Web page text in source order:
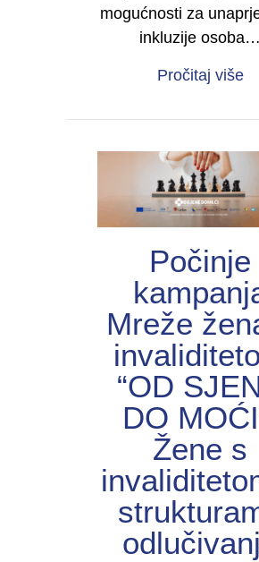
mogućnosti za
inkluzije osoba…
Pročitaj više
Počinje
Mreže
“OD
DO
Žene s